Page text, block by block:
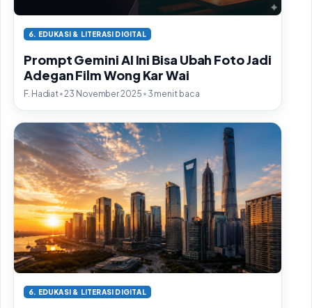
6. EDUKASI & LITERASI DIGITAL
Prompt Gemini AI Ini Bisa Ubah Foto Jadi
Adegan Film Wong Kar Wai
F. Hadiat•23 November 2025 • 3 menit baca
6. EDUKASI & LITERASI DIGITAL